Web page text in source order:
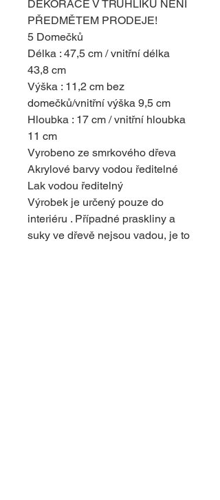
DEKORACE V TRUHLÍKU NENÍ
PŘEDMĚTEM PRODEJE!
5 Domečků
Délka : 47,5 cm / vnitřní délka
43,8 cm
Výška : 11,2 cm bez
domečků/vnitřní výška 9,5 cm
Hloubka : 17 cm / vnitřní hloubka
11 cm
Vyrobeno ze smrkového dřeva
Akrylové barvy vodou ředitelné
Lak vodou ředitelný
Výrobek je určený pouze do
interiéru . Případné praskliny a
suky ve dřevě nejsou vadou, je to